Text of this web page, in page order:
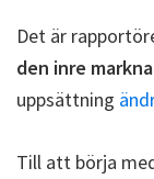
Det är
den inre
uppsättning
Till att börja